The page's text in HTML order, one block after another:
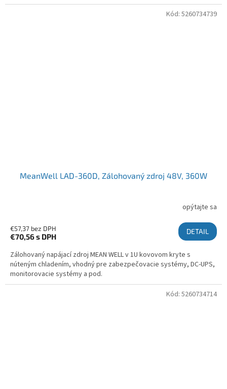
MeanWell LAD-360D, Zálohovaný zdroj 48V, 360W
opýtajte sa
€57,37 bez DPH
€70,56s DPH
DETAIL
Zálohovaný napájací zdroj MEAN WELL v 1U kovovom kryte s
núteným chladením, vhodný pre zabezpečovacie systémy, DC-UPS,
monitorovacie systémy a pod.
Kód: 5260734739
Kód: 5260734714